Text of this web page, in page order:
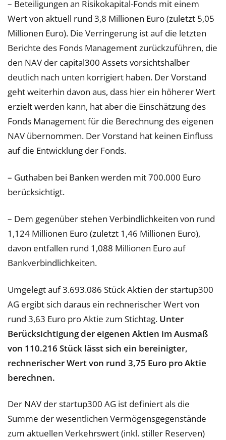
– Beteiligungen an Risikokapital-Fonds mit einem
Wert von aktuell rund 3,8 Millionen Euro (zuletzt 5,05
Millionen Euro). Die Verringerung ist auf die letzten
Berichte des Fonds Management zurückzuführen, die
den NAV der capital300 Assets vorsichtshalber
deutlich nach unten korrigiert haben. Der Vorstand
geht weiterhin davon aus, dass hier ein höherer Wert
erzielt werden kann, hat aber die Einschätzung des
Fonds Management für die Berechnung des eigenen
NAV übernommen. Der Vorstand hat keinen Einfluss
auf die Entwicklung der Fonds.
– Guthaben bei Banken werden mit 700.000 Euro
berücksichtigt.
– Dem gegenüber stehen Verbindlichkeiten von rund
1,124 Millionen Euro (zuletzt 1,46 Millionen Euro),
davon entfallen rund 1,088 Millionen Euro auf
Bankverbindlichkeiten.
Umgelegt auf 3.693.086 Stück Aktien der startup300
AG ergibt sich daraus ein rechnerischer Wert von
rund 3,63 Euro pro Aktie zum Stichtag. Unter
Berücksichtigung der eigenen Aktien im Ausmaß
von 110.216 Stück lässt sich ein bereinigter,
rechnerischer Wert von rund 3,75 Euro pro Aktie
berechnen.
Der NAV der startup300 AG ist definiert als die
Summe der wesentlichen Vermögensgegenstände
zum aktuellen Verkehrswert (inkl. stiller Reserven)